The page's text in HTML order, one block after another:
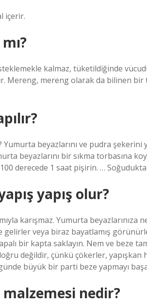
içerir.
kalmaz, tüketildiğinde
Mereng, mereng olarak da bilinen bir
Yumurta beyazlarını ve pudra şekerini
beyazlarını bir sıkma torbasına
derecede 1 saat pişirin. …
yapış olur?
karışmaz. Yumurta beyazlarınıza
gelirler veya biraz bayatlamış
bir kapta saklayın. Nem ve beze
değildir, çünkü çökerler,
büyük bir parti beze yapmayı
malzemesi nedir?